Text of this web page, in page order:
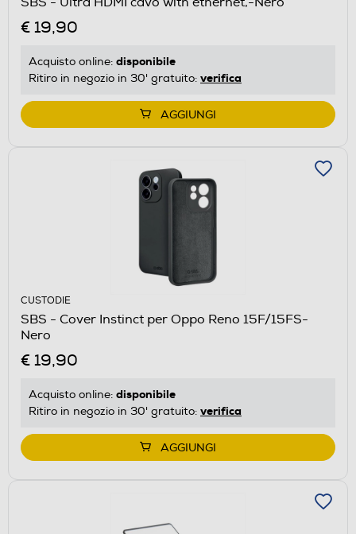
€ 19,90
Acquisto online: disponibile
Ritiro in negozio in 30' gratuito: verifica
AGGIUNGI
CUSTODIE
SBS - Cover Instinct per Oppo Reno 15F/15FS-
Nero
€ 19,90
Acquisto online: disponibile
Ritiro in negozio in 30' gratuito: verifica
AGGIUNGI